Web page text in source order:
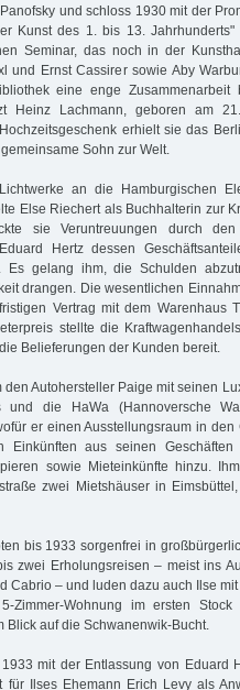
und schloss 1930 mit der
Kunst des 1. bis 13.
Seminar, das noch in der
und Ernst Cassirer sowie Aby
eine enge Zusammenarbeit
Heinz Lachmann, geboren am
erhielt sie das
Sohn zur Welt.
an die Hamburgischen
Else Riechert als Buchhalterin zur
sie Veruntreuungen durch
Hertz dessen
Es gelang ihm, die Schulden
drangen. Die wesentlichen
Vertrag mit dem Warenhaus
stellte die
Belieferungen der Kunden bereit.
den Autohersteller Paige mit seinen
und die HaWa (Hannoversche
er einen Ausstellungsraum in
Einkünften aus seinen Geschäften
sowie Mieteinkünfte hinzu.
zwei Mietshäuser in
bis 1933 sorgenfrei in
zwei Erholungsreisen – meist ins
Cabrio – und luden dazu auch Ilse
Zimmer-Wohnung im ersten
Blick auf die Schwanenwik-Bucht.
mit der Entlassung von Eduard
für Ilses Ehemann Erich Levy als